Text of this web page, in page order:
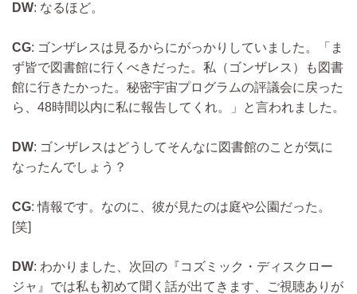
DW: なるほど。
CG: ゴンザレスは見るからにがっかりしていました。「ま
ず皆で図書館に行くべきだった。私（ゴンザレス）も図書
館に行きたかった。秘密宇宙プログラムの評議会に戻った
ら、48時間以内に私に報告してくれ。」と言われました。
DW: ゴンザレスはどうしてそんなに図書館のことが気に
なったんでしょう？
CG: 情報です。なのに、彼が見たのは庭や公園だった。
[笑]
DW: わかりました、次回の『コズミック・ディスクロー
ジャ』では私も初めて聞く話が出てきます、ご視聴ありが